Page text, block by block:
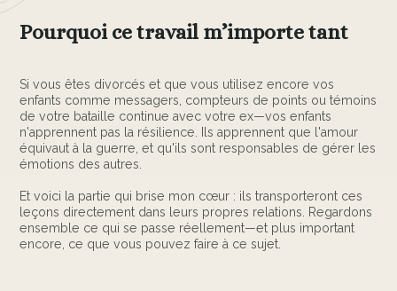
Pourquoi ce travail m’importe tant
Si vous êtes divorcés et que vous utilisez encore vos
enfants comme messagers, compteurs de points ou témoins
de votre bataille continue avec votre ex—vos enfants
n'apprennent pas la résilience. Ils apprennent que l'amour
équivaut à la guerre, et qu'ils sont responsables de gérer les
émotions des autres.
Et voici la partie qui brise mon cœur : ils transporteront ces
leçons directement dans leurs propres relations. Regardons
ensemble ce qui se passe réellement—et plus important
encore, ce que vous pouvez faire à ce sujet.